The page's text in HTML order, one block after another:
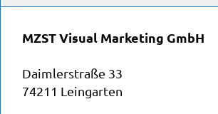
MZST Visual Marketing GmbH
Daimlerstraße 33
74211 Leingarten